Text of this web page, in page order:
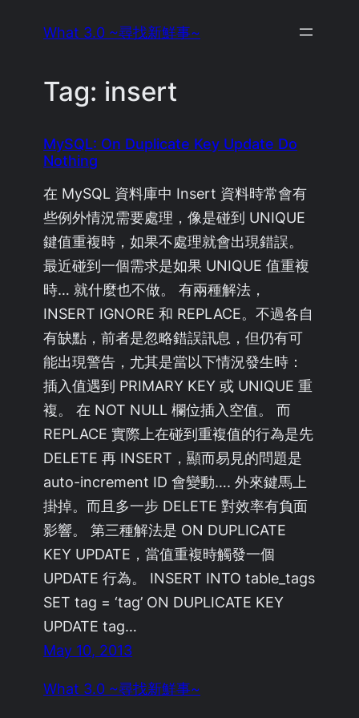
What 3.0 ~尋找新鮮事~
Tag: insert
MySQL: On Duplicate Key Update Do
Nothing
在 MySQL 資料庫中 Insert 資料時常會有
些例外情況需要處理，像是碰到 UNIQUE
鍵值重複時，如果不處理就會出現錯誤。
最近碰到一個需求是如果 UNIQUE 值重複
時… 就什麼也不做。 有兩種解法，
INSERT IGNORE 和 REPLACE。不過各自
有缺點，前者是忽略錯誤訊息，但仍有可
能出現警告，尤其是當以下情況發生時：
插入值遇到 PRIMARY KEY 或 UNIQUE 重
複。 在 NOT NULL 欄位插入空值。 而
REPLACE 實際上在碰到重複值的行為是先
DELETE 再 INSERT，顯而易見的問題是
auto-increment ID 會變動…. 外來鍵馬上
掛掉。而且多一步 DELETE 對效率有負面
影響。 第三種解法是 ON DUPLICATE
KEY UPDATE，當值重複時觸發一個
UPDATE 行為。 INSERT INTO table_tags
SET tag = ‘tag’ ON DUPLICATE KEY
UPDATE tag…
May 10, 2013
What 3.0 ~尋找新鮮事~